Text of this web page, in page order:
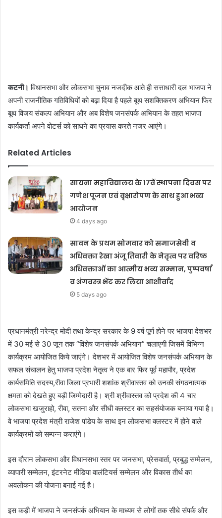
कटनी। विधानसभा और लोकसभा चुनाव नजदीक आते ही सत्ताधारी दल भाजपा ने
अपनी राजनीतिक गतिविधियों को बढ़ा दिया है पहले बूथ सशक्तिकरण अभियान फिर
बूथ विजय संकल्प अभियान और अब विशेष जनसंपर्क अभियान के तहत भाजपा
कार्यकर्ता अपने वोटर्स को साधने का प्रयास करते नजर आएंगे।
Related Articles
सायना महाविद्यालय के 17वें स्थापना दिवस पर
गणेश पूजन एवं वृक्षारोपण के साथ हुआ भव्य
आयोजन
4 days ago
सावन के प्रथम सोमवार को समाजसेवी व
अधिवक्ता रेखा अंजू तिवारी के नेतृत्व पर वरिष्ठ
अधिवक्ताओं का आत्मीय भव्य सम्मान, पुष्पवर्षा
व अंगवस्त्र भेंट कर लिया आशीर्वाद
5 days ago
प्रधानमंत्री नरेन्द्र मोदी तथा केन्द्र सरकार के 9 वर्ष पूर्ण होने पर भाजपा देशभर
में 30 मई से 30 जून तक “विशेष जनसंपर्क अभियान” चलाएगी जिसमें विभिन्न
कार्यक्रम आयोजित किये जाएंगे। देशभर में आयोजित विशेष जनसंपर्क अभियान के
सफल संचालन हेतु भाजपा प्रदेश नेतृत्व ने एक बार फिर पूर्व महापौर, प्रदेश
कार्यसमिति सदस्य,रीवा जिला प्रभारी शशांक श्रीवास्तव को उनकी संगठनात्मक
क्षमता को देखते हुए बड़ी जिम्मेदारी है। श्री श्रीवास्तव को प्रदेश की 4 चार
लोकसभा खजुराहो, रीवा, सतना और सीधी क्लस्टर का सहसंयोजक बनाया गया है।
वे भाजपा प्रदेश मंत्री राजेश पांडेय के साथ इन लोकसभा क्लस्टर में होने वाले
कार्यक्रमों को सम्पन्न कराएंगे।
इस दौरान लोकसभा और विधानसभा स्तर पर जनसभा, प्रेसवार्ता, प्रबुद्ध सम्मेलन,
व्यापारी सम्मेलन, इंटरनेट मीडिया वालंटियर्स सम्मेलन और विकास तीर्थ का
अवलोकन की योजना बनाई गई है।
इस कड़ी में भाजपा ने जनसंपर्क अभियान के माध्यम से लोगों तक सीधे संपर्क और